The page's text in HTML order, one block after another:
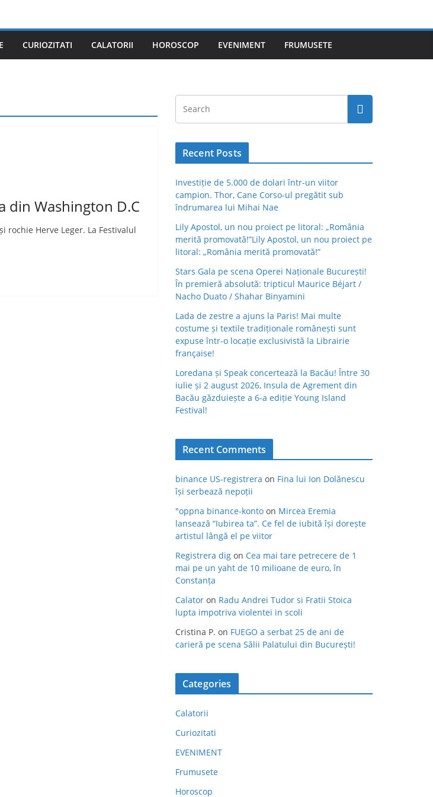
CURIOZITATI CALATORII HOROSCOP EVENIMENT FRUMUSETE
din Washington D.C
rochie Herve Leger. La Festivalul
Recent Posts
Investiție de 5.000 de dolari într-un viitor
campion. Thor, Cane Corso-ul pregătit sub
îndrumarea lui Mihai Nae
Lily Apostol, un nou proiect pe litoral: „România
merită promovată!”Lily Apostol, un nou proiect pe
litoral: „România merită promovată!”
Stars Gala pe scena Operei Naționale București!
În premieră absolută: tripticul Maurice Béjart /
Nacho Duato / Shahar Binyamini
Lada de zestre a ajuns la Paris! Mai multe
costume și textile tradiționale românești sunt
expuse într-o locație exclusivistă la Librairie
française!
Loredana și Speak concertează la Bacău! Între 30
iulie și 2 august 2026, Insula de Agrement din
Bacău găzduiește a 6-a ediție Young Island
Festival!
Recent Comments
binance US-registrera on Fina lui Ion Dolănescu
își serbează nepoții
"oppna binance-konto on Mircea Eremia
lansează “Iubirea ta”. Ce fel de iubită își dorește
artistul lângă el pe viitor
Registrera dig on Cea mai tare petrecere de 1
mai pe un yaht de 10 milioane de euro, în
Constanța
Calator on Radu Andrei Tudor si Fratii Stoica
lupta impotriva violentei in scoli
Cristina P. on FUEGO a serbat 25 de ani de
carieră pe scena Sălii Palatului din București!
Categories
Calatorii
Curiozitati
EVENIMENT
Frumusete
Horoscop